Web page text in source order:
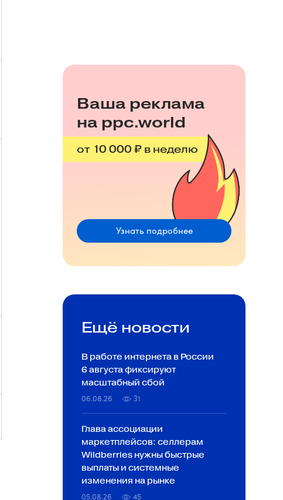
Ваша реклама
на ppc.world
от 10 000 ₽ в неделю
Узнать подробнее
Ещё новости
В работе интернета в России
6 августа фиксируют
масштабный сбой
06.08.26 31
Глава ассоциации
маркетплейсов: селлерам
Wildberries нужны быстрые
выплаты и системные
изменения на рынке
05.08.26 45